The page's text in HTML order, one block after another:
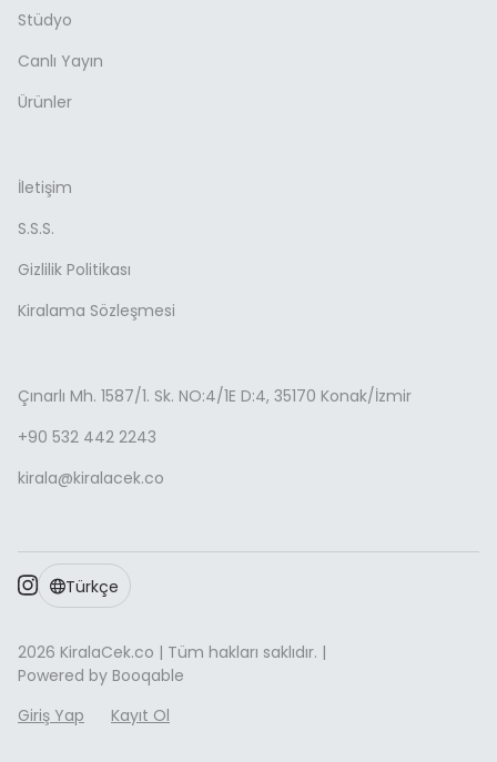
Stüdyo
Canlı Yayın
Ürünler
İletişim
S.S.S.
Gizlilik Politikası
Kiralama Sözleşmesi
Çınarlı Mh. 1587/1. Sk. NO:4/1E D:4, 35170 Konak/İzmir
+90 532 442 2243
kirala@kiralacek.co
2026 KiralaCek.co | Tüm hakları saklıdır. |
Powered by Booqable
Giriş Yap
Kayıt Ol
Türkçe